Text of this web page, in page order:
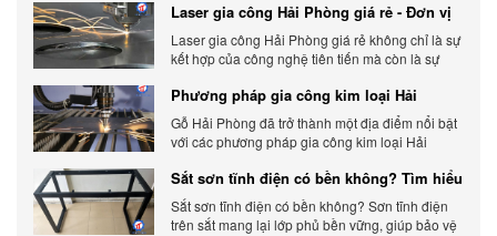
Laser gia công Hải Phòng giá rẻ - Đơn vị
gia công báo giá chính xác
Laser gia công Hải Phòng giá rẻ không chỉ là sự
kết hợp của công nghệ tiên tiến mà còn là sự
khách hàng. Xem ngay nhé.
Phương pháp gia công kim loại Hải
Phòng phổ biến hiện nay
Gỗ Hải Phòng đã trở thành một địa điểm nổi bật
với các phương pháp gia công kim loại Hải
Sắt sơn tĩnh điện có bền không? Tìm hiểu
chi tiết
Sắt sơn tĩnh điện có bền không? Sơn tĩnh điện
trên sắt mang lại lớp phủ bền vững, giúp bảo vệ